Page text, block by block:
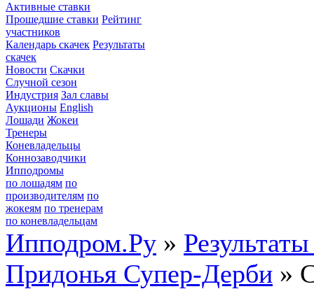
Активные ставки
Прошедшие ставки Рейтинг
участников
Календарь скачек Результаты
скачек
Новости Скачки
Случной сезон
Индустрия Зал славы
Аукционы English
Лошади Жокеи
Тренеры
Коневладельцы
Коннозаводчики
Ипподромы
по лошадям по
производителям по
жокеям по тренерам
по коневладельцам
Ипподром.Ру »
Придонья Супер-Дерби »